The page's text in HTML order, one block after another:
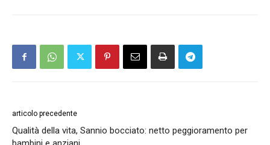
articolo precedente
Qualità della vita, Sannio bocciato: netto peggioramento per